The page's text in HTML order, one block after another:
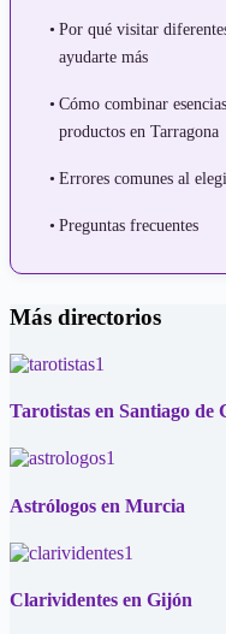
Por qué visitar
ayudarte más
Cómo combinar
productos en Tarragona
Errores comunes al
Preguntas frecuentes
Más directorios
Tarotistas en Santiago de
Astrólogos en Murcia
Clarividentes en Gijón